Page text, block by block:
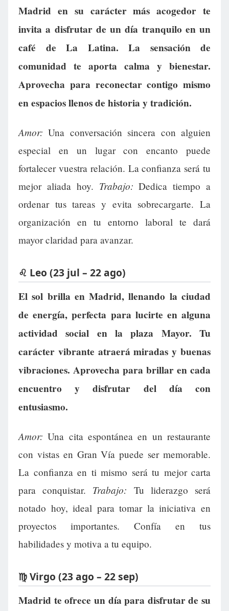
Madrid en su carácter más acogedor te
invita a disfrutar de un día tranquilo en un
café de La Latina. La sensación de
comunidad te aporta calma y bienestar.
Aprovecha para reconectar contigo mismo
en espacios llenos de historia y tradición.
Amor: Una conversación sincera con alguien
especial en un lugar con encanto puede
fortalecer vuestra relación. La confianza será tu
mejor aliada hoy. Trabajo: Dedica tiempo a
ordenar tus tareas y evita sobrecargarte. La
organización en tu entorno laboral te dará
mayor claridad para avanzar.
♌ Leo (23 jul – 22 ago)
El sol brilla en Madrid, llenando la ciudad
de energía, perfecta para lucirte en alguna
actividad social en la plaza Mayor. Tu
carácter vibrante atraerá miradas y buenas
vibraciones. Aprovecha para brillar en cada
encuentro y disfrutar del día con
entusiasmo.
Amor: Una cita espontánea en un restaurante
con vistas en Gran Vía puede ser memorable.
La confianza en ti mismo será tu mejor carta
para conquistar. Trabajo: Tu liderazgo será
notado hoy, ideal para tomar la iniciativa en
proyectos importantes. Confía en tus
habilidades y motiva a tu equipo.
♍ Virgo (23 ago – 22 sep)
Madrid te ofrece un día para disfrutar de su